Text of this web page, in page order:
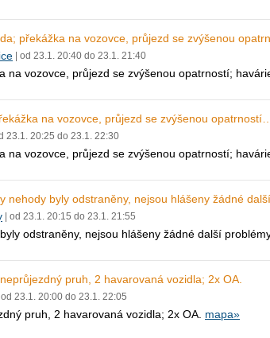
překážka na vozovce, průjezd se zvýšenou
| od 23.1. 20:40 do 23.1. 21:40
na vozovce, průjezd se zvýšenou opatrností;
na vozovce, průjezd se zvýšenou opatrností…
23.1. 20:25 do 23.1. 22:30
na vozovce, průjezd se zvýšenou opatrností;
nehody byly odstraněny, nejsou hlášeny žádné
| od 23.1. 20:15 do 23.1. 21:55
odstraněny, nejsou hlášeny žádné další
pruh, 2 havarovaná vozidla; 2x OA.
| od 23.1. 20:00 do 23.1. 22:05
pruh, 2 havarovaná vozidla; 2x OA. mapa»